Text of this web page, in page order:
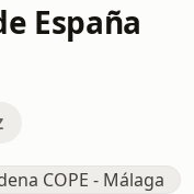
España